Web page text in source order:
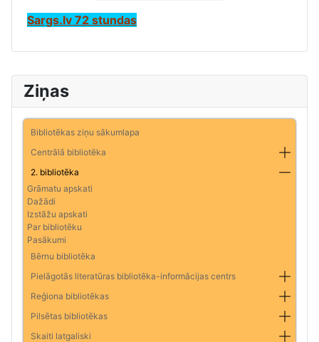
Ziņas
Bibliotēkas ziņu sākumlapa
Centrālā bibliotēka
2. bibliotēka
Grāmatu apskati
Dažādi
Izstāžu apskati
Par bibliotēku
Pasākumi
Bērnu bibliotēka
Pielāgotās literatūras bibliotēka-informācijas centrs
Reģiona bibliotēkas
Pilsētas bibliotēkas
Skaiti latgaliski
Sargs.lv 72 stundas